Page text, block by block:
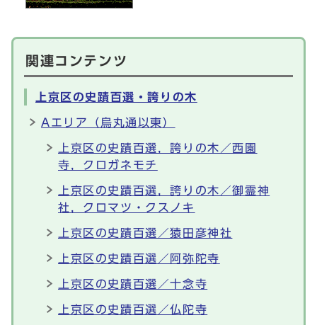
関連コンテンツ
上京区の史蹟百選・誇りの木
Aエリア（烏丸通以東）
上京区の史蹟百選，誇りの木／西園
寺，クロガネモチ
上京区の史蹟百選，誇りの木／御霊神
社，クロマツ・クスノキ
上京区の史蹟百選／猿田彦神社
上京区の史蹟百選／阿弥陀寺
上京区の史蹟百選／十念寺
上京区の史蹟百選／仏陀寺